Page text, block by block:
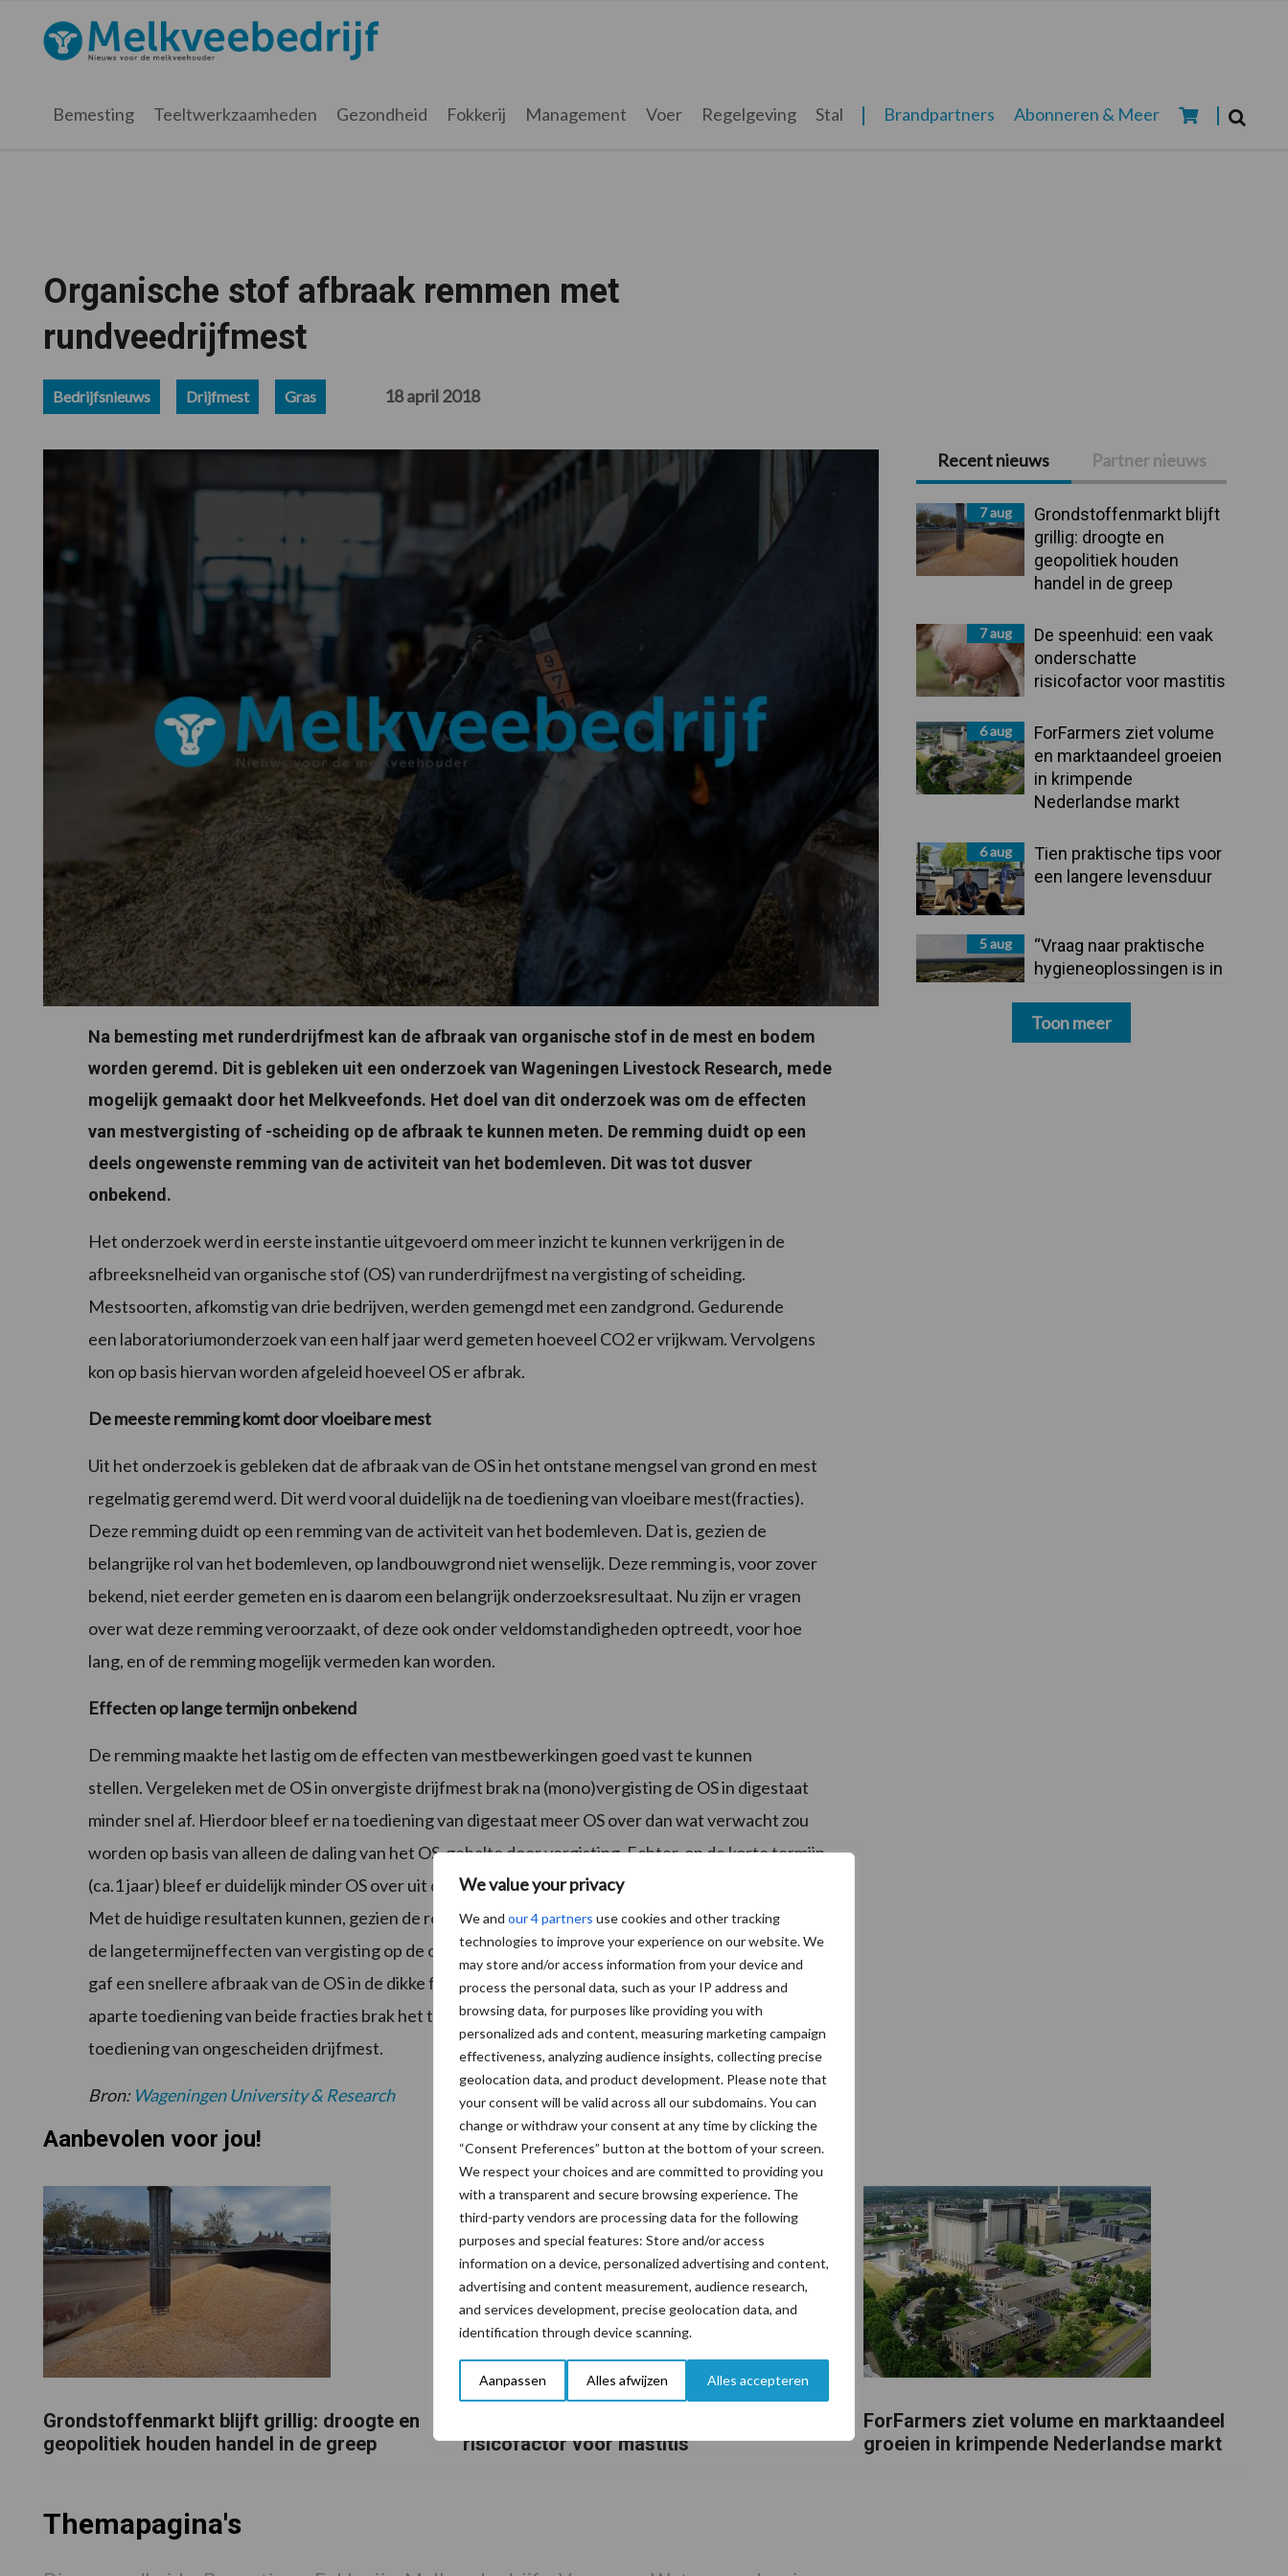
We value your privacy
We and our 4 partners use cookies and other tracking
technologies to improve your experience on our website. We
may store and/or access information from your device and
process the personal data, such as your IP address and
browsing data, for purposes like providing you with
personalized ads and content, measuring marketing campaign
effectiveness, analyzing audience insights, collecting precise
geolocation data, and product development. Please note that
your consent will be valid across all our subdomains. You can
change or withdraw your consent at any time by clicking the
“Consent Preferences” button at the bottom of your screen.
We respect your choices and are committed to providing you
with a transparent and secure browsing experience. The
third-party vendors are processing data for the following
purposes and special features: Store and/or access
information on a device, personalized advertising and content,
advertising and content measurement, audience research,
and services development, precise geolocation data, and
identification through device scanning.
Aanpassen Alles afwijzen Alles accepteren
hoofdnavigatie
hoofd
eerste
voettekst
Melkveebedrijf.nl
Bemesting Teeltwerkzaamheden Gezondheid Fokkerij Management Voer Regelgeving Stal Brandpartners Abonneren & Meer
Organische stof afbraak remmen met
rundveedrijfmest
Bedrijfsnieuws Drijfmest Gras 18 april 2018
Na bemesting met runderdrijfmest kan de afbraak van organische stof in de mest en bodem
worden geremd. Dit is gebleken uit een onderzoek van Wageningen Livestock Research, mede
mogelijk gemaakt door het Melkveefonds. Het doel van dit onderzoek was om de effecten
van mestvergisting of -scheiding op de afbraak te kunnen meten. De remming duidt op een
deels ongewenste remming van de activiteit van het bodemleven. Dit was tot dusver
onbekend.
Het onderzoek werd in eerste instantie uitgevoerd om meer inzicht te kunnen verkrijgen in de
afbreeksnelheid van organische stof (OS) van runderdrijfmest na vergisting of scheiding.
Mestsoorten, afkomstig van drie bedrijven, werden gemengd met een zandgrond. Gedurende
een laboratoriumonderzoek van een half jaar werd gemeten hoeveel CO2 er vrijkwam. Vervolgens
kon op basis hiervan worden afgeleid hoeveel OS er afbrak.
De meeste remming komt door vloeibare mest
Uit het onderzoek is gebleken dat de afbraak van de OS in het ontstane mengsel van grond en mest
regelmatig geremd werd. Dit werd vooral duidelijk na de toediening van vloeibare mest(fracties).
Deze remming duidt op een remming van de activiteit van het bodemleven. Dat is, gezien de
belangrijke rol van het bodemleven, op landbouwgrond niet wenselijk. Deze remming is, voor zover
bekend, niet eerder gemeten en is daarom een belangrijk onderzoeksresultaat. Nu zijn er vragen
over wat deze remming veroorzaakt, of deze ook onder veldomstandigheden optreedt, voor hoe
lang, en of de remming mogelijk vermeden kan worden.
Effecten op lange termijn onbekend
De remming maakte het lastig om de effecten van mestbewerkingen goed vast te kunnen
stellen. Vergeleken met de OS in onvergiste drijfmest brak na (mono)vergisting de OS in digestaat
minder snel af. Hierdoor bleef er na toediening van digestaat meer OS over dan wat verwacht zou
worden op basis van alleen de daling van het OS-gehalte door vergisting. Echter, op de korte termijn
(ca.1 jaar) bleef er duidelijk minder OS over uit digestaat vergeleken met de onvergiste drijfmest.
Met de huidige resultaten kunnen, gezien de remming, nog geen conclusies worden getrokken over
de langetermijneffecten van vergisting op de opbouw van bodem OS. Mechanische mestscheiding
gaf een snellere afbraak van de OS in de dikke fractie vergeleken met de OS in de dunne fractie. Bij
aparte toediening van beide fracties brak het totaal van de OS wat sneller af vergeleken met
toediening van ongescheiden drijfmest.
Bron: Wageningen University & Research
Primaire
Sidebar
Recent nieuws Partner nieuws
7 aug
Grondstoffenmarkt blijft
grillig: droogte en
geopolitiek houden
handel in de greep
7 aug
De speenhuid: een vaak
onderschatte
risicofactor voor mastitis
6 aug
ForFarmers ziet volume
en marktaandeel groeien
in krimpende
Nederlandse markt
6 aug
Tien praktische tips voor
een langere levensduur
5 aug
“Vraag naar praktische
hygieneoplossingen is in
Toon meer
Aanbevolen voor jou!
Grondstoffenmarkt blijft grillig: droogte en
geopolitiek houden handel in de greep
risicofactor voor mastitis
ForFarmers ziet volume en marktaandeel
groeien in krimpende Nederlandse markt
Themapagina's